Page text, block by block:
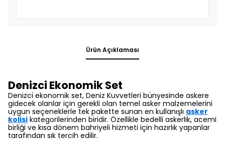
Ürün Açıklaması
Denizci Ekonomik Set
Denizci ekonomik set, Deniz Kuvvetleri bünyesinde askere
gidecek olanlar için gerekli olan temel asker malzemelerini
uygun seçeneklerle tek pakette sunan en kullanışlı asker
kolisi kategorilerinden biridir. Özellikle bedelli askerlik, acemi
birliği ve kısa dönem bahriyeli hizmeti için hazırlık yapanlar
tarafından sık tercih edilir.